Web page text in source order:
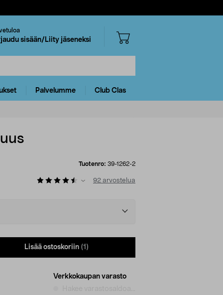
sisään/Liity jäseneksi
Palvelumme Club Clas
Tuotenro: 39-1262-2
92 arvostelua
Lisää ostoskoriin (1)
Verkkokaupan varasto